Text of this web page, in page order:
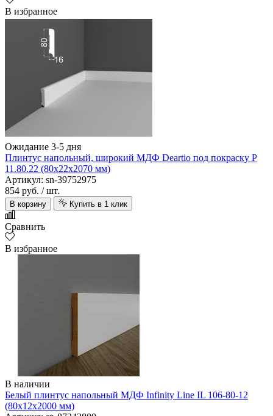
В избранное
Ожидание 3-5 дня
Плинтус напольный, широкий МДФ Deartio под покраску P
11.80.22 (80х22х2070 мм)
Артикул: sn-39752975
854 руб. / шт.
В корзину Купить в 1 клик
Сравнить
В избранное
В наличии
Белый плинтус напольный МДФ Infinity Line IL 106-80-12
(80х12х2000 мм)